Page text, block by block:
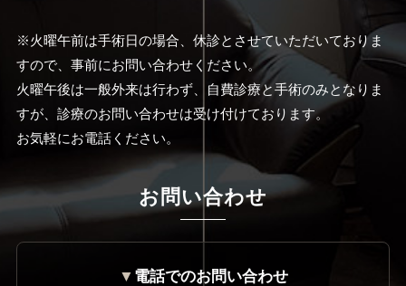
※火曜午前は手術日の場合、休診とさせていただいておりま
すので、事前にお問い合わせください。
火曜午後は一般外来は行わず、自費診療と手術のみとなりま
すが、診療のお問い合わせは受け付けております。
お気軽にお電話ください。
お問い合わせ
▼ 電話でのお問い合わせ